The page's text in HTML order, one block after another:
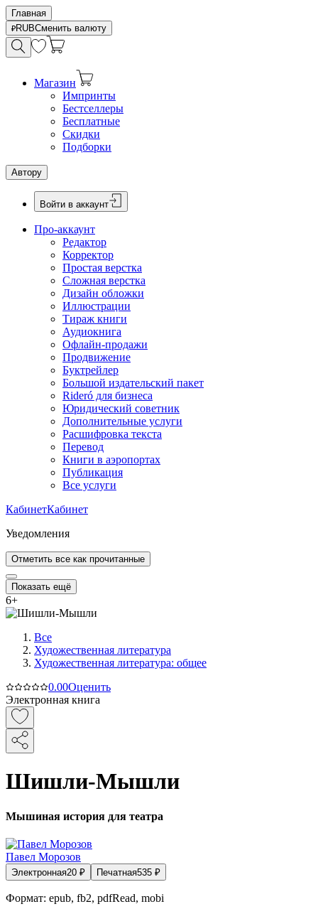
Главная
RUBСменить валюту
Магазин
Импринты
Бестселлеры
Бесплатные
Скидки
Подборки
Автору
Войти в аккаунт
Про-аккаунт
Редактор
Корректор
Простая верстка
Сложная верстка
Дизайн обложки
Иллюстрации
Тираж книги
Аудиокнига
Офлайн-продажи
Продвижение
Буктрейлер
Большой издательский пакет
Rideró для бизнеса
Юридический советник
Дополнительные услуги
Расшифровка текста
Перевод
Книги в аэропортах
Публикация
Все услуги
КабинетКабинет
Уведомления
Отметить все как прочитанные
Показать ещё
6+
Все
Художественная литература
Художественная литература: общее
0.00Оценить
Электронная книга
Шишли-Мышли
Мышиная история для театра
Павел Морозов
Электронная20 ₽ Печатная535 ₽
Формат: epub, fb2, pdfRead, mobi